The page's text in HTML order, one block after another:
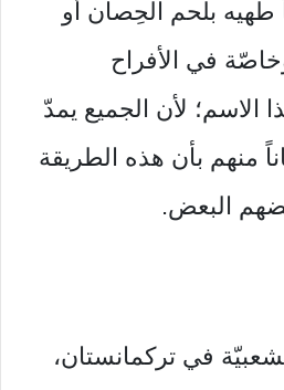
طهيه بلحم الحِصان أو
في الأفراح
الاسم؛ لأن الجميع يمدّ
منهم بأن هذه الطريقة
البعض.
في تركمانستان،